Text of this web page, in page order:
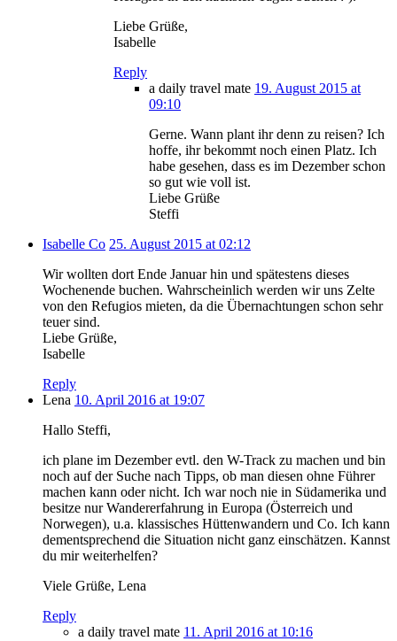
Liebe Grüße,
Isabelle
Reply
a daily travel mate 19. August 2015 at
09:10
Gerne. Wann plant ihr denn zu reisen? Ich
hoffe, ihr bekommt noch einen Platz. Ich
habe gesehen, dass es im Dezember schon
so gut wie voll ist.
Liebe Grüße
Steffi
Isabelle Co 25. August 2015 at 02:12
Wir wollten dort Ende Januar hin und spätestens dieses
Wochenende buchen. Wahrscheinlich werden wir uns Zelte
von den Refugios mieten, da die Übernachtungen schon sehr
teuer sind.
Liebe Grüße,
Isabelle
Reply
Lena 10. April 2016 at 19:07
Hallo Steffi,
ich plane im Dezember evtl. den W-Track zu machen und bin
noch auf der Suche nach Tipps, ob man diesen ohne Führer
machen kann oder nicht. Ich war noch nie in Südamerika und
besitze nur Wandererfahrung in Europa (Österreich und
Norwegen), u.a. klassisches Hüttenwandern und Co. Ich kann
dementsprechend die Situation nicht ganz einschätzen. Kannst
du mir weiterhelfen?
Viele Grüße, Lena
Reply
a daily travel mate 11. April 2016 at 10:16